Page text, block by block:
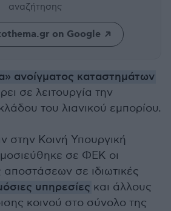
αναζήτησης
on Google
ανοίγματος καταστημάτων
σε λειτουργία την
του λιανικού εμπορίου.
στην Κοινή Υπουργική
σε ΦΕΚ οι
σε ιδιωτικές
υπηρεσίες και άλλους
κοινού στο σύνολο της